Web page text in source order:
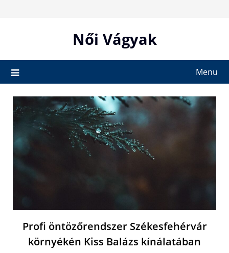
Női Vágyak
Menu
Profi öntözőrendszer Székesfehérvár
környékén Kiss Balázs kínálatában